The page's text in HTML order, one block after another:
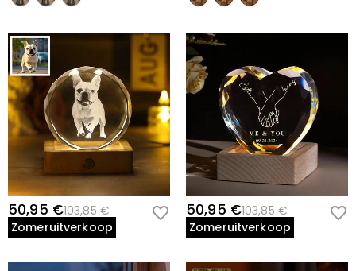
50,95 €103,85 €
Zomeruitverkoop
50,95 €103,85 €
Zomeruitverkoop